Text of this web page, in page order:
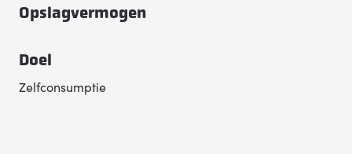
Opslagvermogen
Doel
Zelfconsumptie